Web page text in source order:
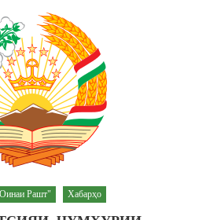
Рашт" Хабарҳо